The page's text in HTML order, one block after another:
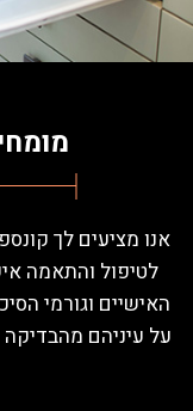
אנו מציעים לך
לטיפול והתאמה
האישיים וגורמי
על עיניהם